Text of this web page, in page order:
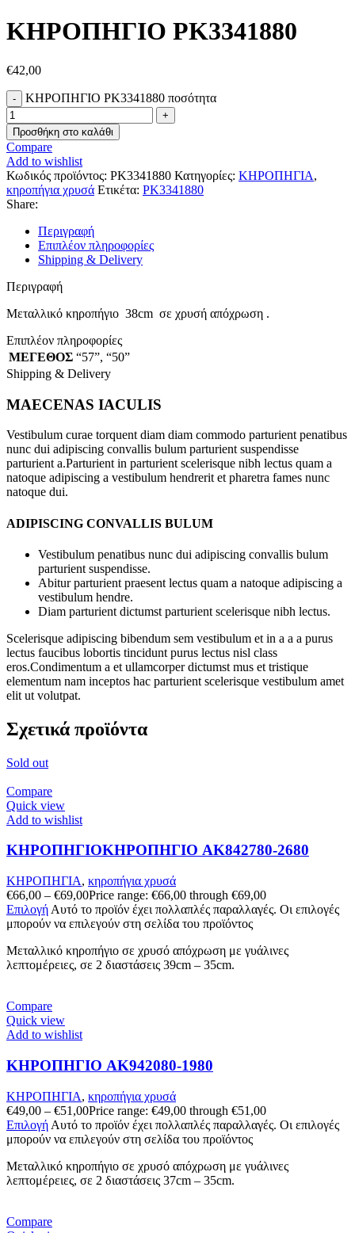
ΚΗΡΟΠΗΓΙΟ PK3341880
€42,00
ΚΗΡΟΠΗΓΙΟ PK3341880 ποσότητα
Προσθήκη στο καλάθι
Compare
Add to wishlist
Κωδικός προϊόντος: PK3341880 Κατηγορίες: ΚΗΡΟΠΗΓΙΑ,
κηροπήγια χρυσά Ετικέτα: PK3341880
Share:
Περιγραφή
Επιπλέον πληροφορίες
Shipping & Delivery
Περιγραφή
Μεταλλικό κηροπήγιο 38cm σε χρυσή απόχρωση .
Επιπλέον πληροφορίες
ΜΕΓΕΘΟΣ “57”, “50”
Shipping & Delivery
MAECENAS IACULIS
Vestibulum curae torquent diam diam commodo parturient penatibus
nunc dui adipiscing convallis bulum parturient suspendisse
parturient a.Parturient in parturient scelerisque nibh lectus quam a
natoque adipiscing a vestibulum hendrerit et pharetra fames nunc
natoque dui.
ADIPISCING CONVALLIS BULUM
Vestibulum penatibus nunc dui adipiscing convallis bulum
parturient suspendisse.
Abitur parturient praesent lectus quam a natoque adipiscing a
vestibulum hendre.
Diam parturient dictumst parturient scelerisque nibh lectus.
Scelerisque adipiscing bibendum sem vestibulum et in a a a purus
lectus faucibus lobortis tincidunt purus lectus nisl class
eros.Condimentum a et ullamcorper dictumst mus et tristique
elementum nam inceptos hac parturient scelerisque vestibulum amet
elit ut volutpat.
Σχετικά προϊόντα
Sold out
Compare
Quick view
Add to wishlist
ΚΗΡΟΠΗΓΙΟΚΗΡΟΠΗΓΙΟ AK842780-2680
ΚΗΡΟΠΗΓΙΑ, κηροπήγια χρυσά
€66,00 – €69,00Price range: €66,00 through €69,00
Επιλογή Αυτό το προϊόν έχει πολλαπλές παραλλαγές. Οι επιλογές
μπορούν να επιλεγούν στη σελίδα του προϊόντος
Μεταλλικό κηροπήγιο σε χρυσό απόχρωση με γυάλινες
λεπτομέρειες, σε 2 διαστάσεις 39cm – 35cm.
Compare
Quick view
Add to wishlist
ΚΗΡΟΠΗΓΙΟ AK942080-1980
ΚΗΡΟΠΗΓΙΑ, κηροπήγια χρυσά
€49,00 – €51,00Price range: €49,00 through €51,00
Επιλογή Αυτό το προϊόν έχει πολλαπλές παραλλαγές. Οι επιλογές
μπορούν να επιλεγούν στη σελίδα του προϊόντος
Μεταλλικό κηροπήγιο σε χρυσό απόχρωση με γυάλινες
λεπτομέρειες, σε 2 διαστάσεις 37cm – 35cm.
Compare